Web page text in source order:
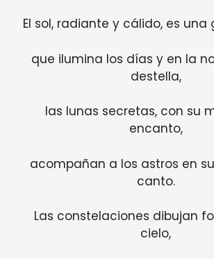
El sol, radiante y cálido, es una
que ilumina los días y en la
destella,
las lunas secretas, con su
encanto,
acompañan a los astros en
canto.
Las constelaciones dibujan
cielo,